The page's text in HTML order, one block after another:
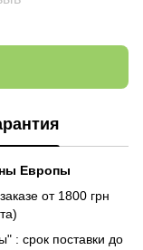
Европы
от 1800 грн
: срок поставки до